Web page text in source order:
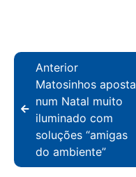
Anterior
Matosinhos aposta
num Natal muito
iluminado com
soluções “amigas
do ambiente”